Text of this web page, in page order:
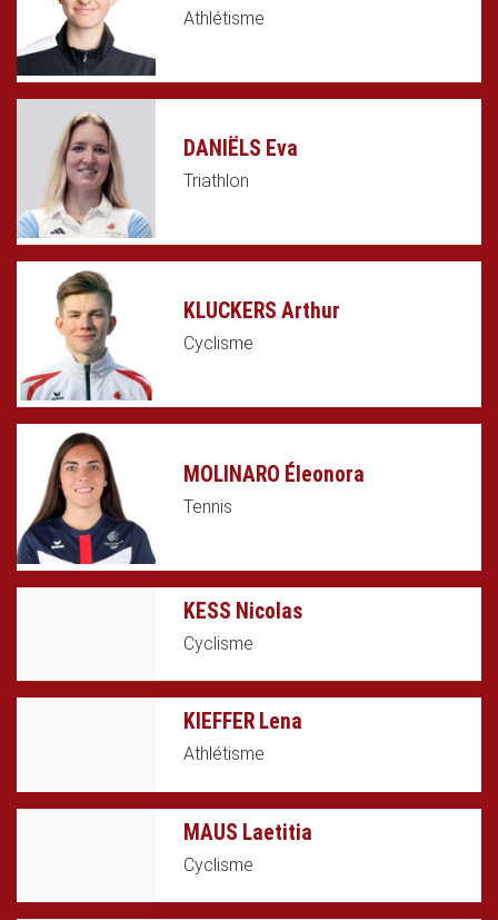
Athlétisme
DANIËLS Eva
Triathlon
KLUCKERS Arthur
Cyclisme
MOLINARO Éleonora
Tennis
KESS Nicolas
Cyclisme
KIEFFER Lena
Athlétisme
MAUS Laetitia
Cyclisme